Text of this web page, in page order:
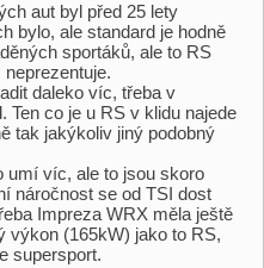
aut byl před 25 lety
bylo, ale standard je hodně
sportáků, ale to RS
daleko víc, třeba v
Ten co je u RS v klidu najede
tak jakýkoliv jiný podobný
umí víc, ale to jsou skoro
náročnost se od TSI dost
Impreza WRX měla ještě
výkon (165kW) jako to RS,
supersport.